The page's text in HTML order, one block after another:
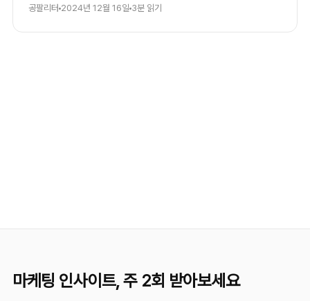
달러규모로 전망 되고 있는데요.
공팔리터 2024년 12월 16일 3분 읽기
마케팅 인사이트, 주 2회 받아보세요